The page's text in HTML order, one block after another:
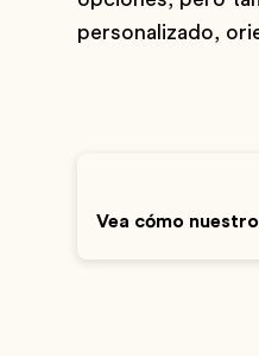
personalizado,
Vea cómo